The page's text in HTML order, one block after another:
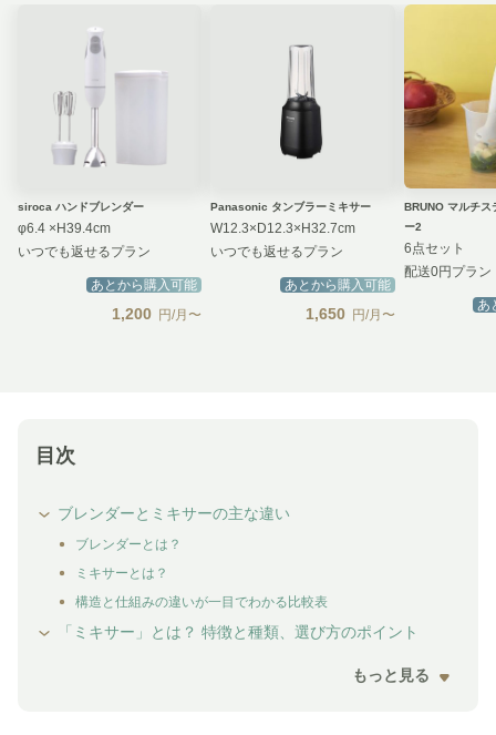
siroca ハンドブレンダー
φ6.4 ×H39.4cm
いつでも返せるプラン
あとから購入可能
1,200 円/月〜
Panasonic タンブラーミキサー
W12.3×D12.3×H32.7cm
いつでも返せるプラン
あとから購入可能
1,650 円/月〜
BRUNO マルチス
ー2
6点セット
配送0円プラン
あ
目次
ブレンダーとミキサーの主な違い
ブレンダーとは？
ミキサーとは？
構造と仕組みの違いが一目でわかる比較表
「ミキサー」とは？ 特徴と種類、選び方のポイント
もっと見る